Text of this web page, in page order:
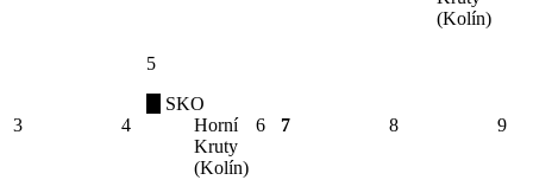
(Kolín)
3 4
5
SKO
Horní
Kruty
(Kolín)
6 7 8 9